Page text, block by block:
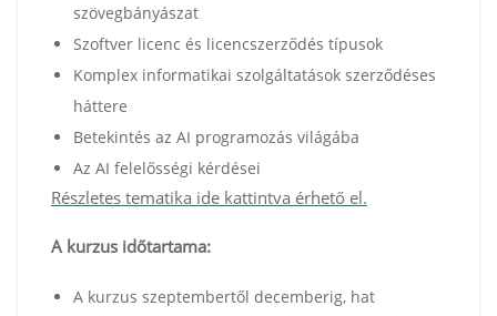
szövegbányászat
Szoftver licenc és licencszerződés típusok
Komplex informatikai szolgáltatások szerződéses
háttere
Betekintés az AI programozás világába
Az AI felelősségi kérdései
Részletes tematika ide kattintva érhető el.
A kurzus időtartama:
A kurzus szeptembertől decemberig, hat